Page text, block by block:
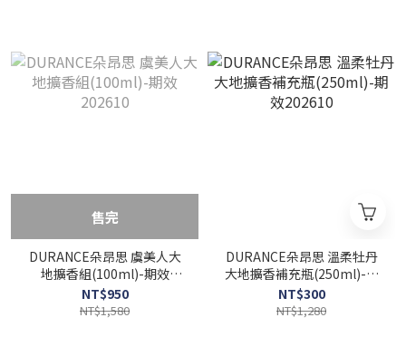
售完
DURANCE朵昂思 虞美人大
地擴香組(100ml)-期效
202610
NT$950
NT$1,580
DURANCE朵昂思 溫柔牡丹
大地擴香補充瓶(250ml)-期
效202610
NT$300
NT$1,280